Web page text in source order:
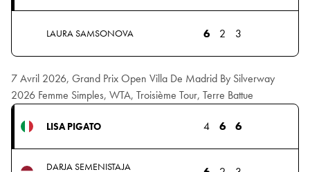
LAURA SAMSONOVA 6 2 3
7 Avril 2026, Grand Prix Open Villa De Madrid By Silverway
2026 Femme Simples, WTA, Troisième Tour, Terre Battue
LISA PIGATO 4 6 6
DARJA SEMENISTAJA